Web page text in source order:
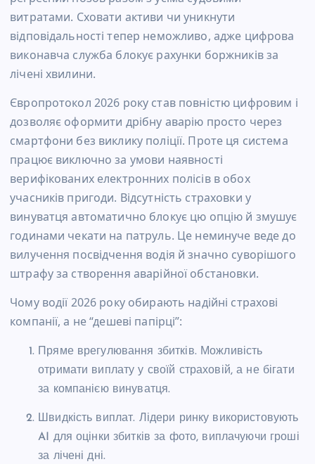
витратами. Сховати активи чи уникнути
відповідальності тепер неможливо, адже цифрова
виконавча служба блокує рахунки боржників за
лічені хвилини.
Європротокол 2026 року став повністю цифровим і
дозволяє оформити дрібну аварію просто через
смартфони без виклику поліції. Проте ця система
працює виключно за умови наявності
верифікованих електронних полісів в обох
учасників пригоди. Відсутність страховки у
винуватця автоматично блокує цю опцію й змушує
годинами чекати на патруль. Це неминуче веде до
вилучення посвідчення водія й значно суворішого
штрафу за створення аварійної обстановки.
Чому водії 2026 року обирають надійні страхові
компанії, а не “дешеві папірці”:
Пряме врегулювання збитків. Можливість
отримати виплату у своїй страховій, а не бігати
за компанією винуватця.
Швидкість виплат. Лідери ринку використовують
AI для оцінки збитків за фото, виплачуючи гроші
за лічені дні.